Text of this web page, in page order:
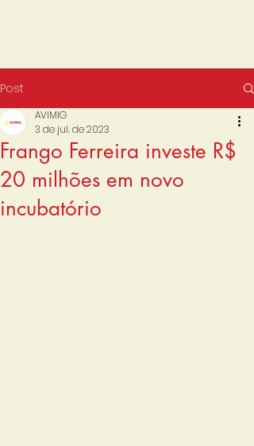
Post
Frango Ferreira investe R$
20 milhões em novo
incubatório
AVIMIG
3 de jul. de 2023